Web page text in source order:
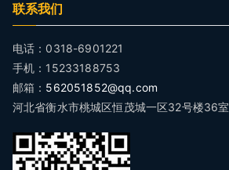
联系我们
电话：0318-6901221
手机：15233188753
邮箱： 562051852@qq.com
河北省衡水市桃城区恒茂城一区32号楼36室